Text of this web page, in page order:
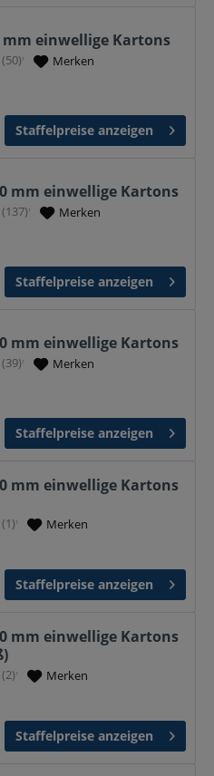
mm einwellige Kartons
(50)¹ Merken
Staffelpreise anzeigen
mm einwellige Kartons
(137)¹ Merken
Staffelpreise anzeigen
mm einwellige Kartons
(39)¹ Merken
Staffelpreise anzeigen
mm einwellige Kartons
(1)¹ Merken
Staffelpreise anzeigen
mm einwellige Kartons
(2)¹ Merken
Staffelpreise anzeigen